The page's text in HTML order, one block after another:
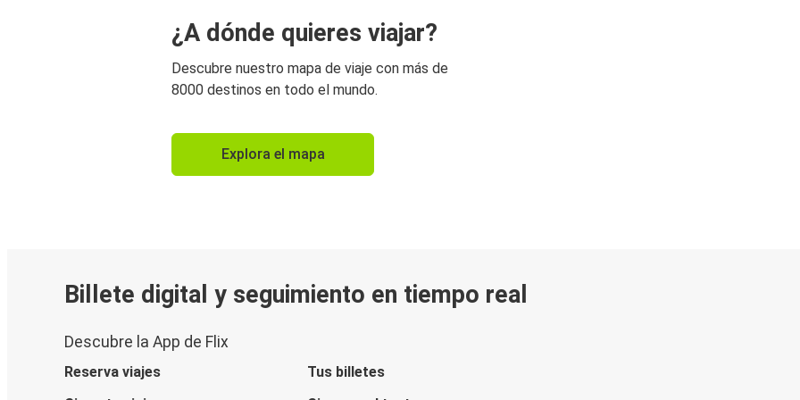
¿A dónde quieres viajar?
Descubre nuestro mapa de viaje con más de
8000 destinos en todo el mundo.
Explora el mapa
Billete digital y seguimiento en tiempo real
Descubre la App de Flix
Reserva viajes
Tus billetes